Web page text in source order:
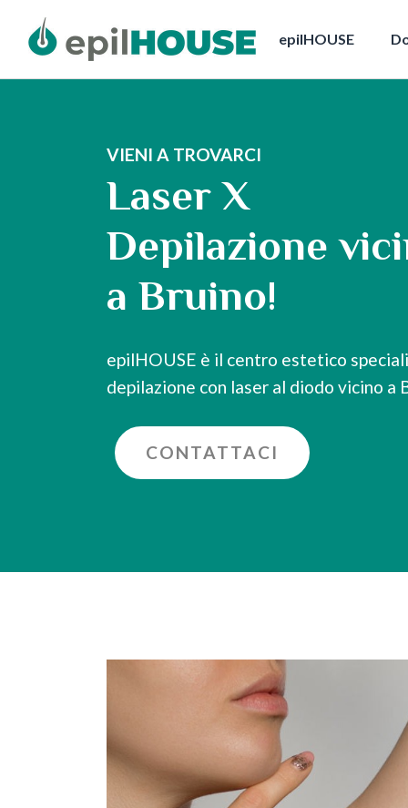
epilHOUSE
VIENI A TROVARCI
Laser X
Depilazione
a Bruino!
epilHOUSE è il centro estetico
depilazione con laser al diodo vicino a
CONTATTACI